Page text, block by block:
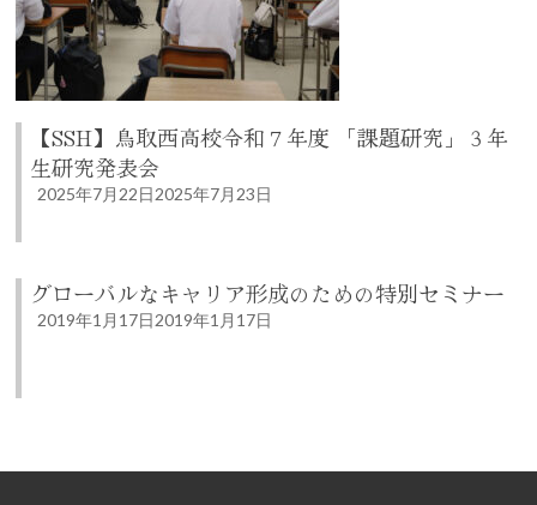
【SSH】鳥取西高校令和７年度 「課題研究」３年
生研究発表会
2025年7月22日2025年7月23日
グローバルなキャリア形成のための特別セミナー
2019年1月17日2019年1月17日